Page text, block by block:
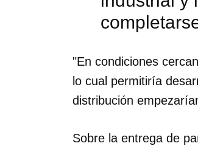
"En condiciones
lo cual permitiría
distribución
Sobre la entrega de